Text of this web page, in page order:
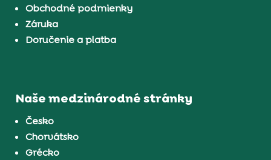
Obchodné podmienky
Záruka
Doručenie a platba
Naše medzinárodné stránky
Česko
Chorvátsko
Grécko